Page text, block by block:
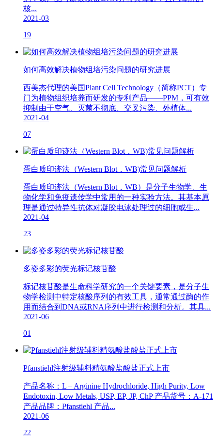
核...
2021-03
19
如何高效解决植物组培污染问题的研究进展
西美杰代理的美国Plant Cell Technology（简称PCT）专
门为植物组织培养而研发的专利产品——PPM，可有效
抑制由于空气、灭菌不彻底、交叉污染、外植体...
2021-04
07
蛋白质印迹法（Western Blot，WB)常见问题解析
蛋白质印迹法（Western Blot，WB）是分子生物学、生
物化学和免疫遗传学中常用的一种实验方法。其基本原
理是通过特异性抗体对凝胶电泳处理过的细胞或生...
2021-04
23
多姿多彩的荧光标记核苷酸
标记核苷酸是生命科学研究的一个关键要素，是分子生
物学检测中特定核酸序列的有效工具，通常通过酶的作
用而结合到DNA或RNA序列中进行检测和分析。其具...
2021-06
01
Pfanstiehl注射级辅料精氨酸盐酸盐正式上市
产品名称：L – Arginine Hydrochloride, High Purity, Low
Endotoxin, Low Metals, USP, EP, JP, ChP 产品货号：A-171
产品品牌：Pfanstiehl 产品...
2021-06
22